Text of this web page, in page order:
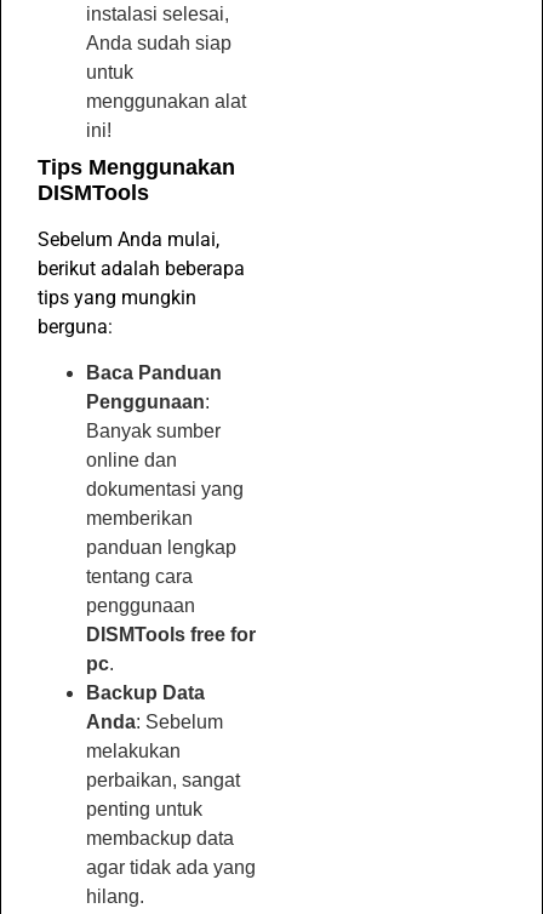
instalasi selesai,
Anda sudah siap
untuk
menggunakan alat
ini!
Tips Menggunakan
DISMTools
Sebelum Anda mulai,
berikut adalah beberapa
tips yang mungkin
berguna:
Baca Panduan
Penggunaan:
Banyak sumber
online dan
dokumentasi yang
memberikan
panduan lengkap
tentang cara
penggunaan
DISMTools free for
pc.
Backup Data
Anda: Sebelum
melakukan
perbaikan, sangat
penting untuk
membackup data
agar tidak ada yang
hilang.